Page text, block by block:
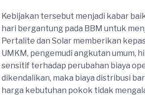
Kebijakan tersebut menjadi kabar
hari bergantung pada BBM untuk
Pertalite dan Solar memberikan
UMKM, pengemudi angkutan umum,
sensitif terhadap perubahan biaya
dikendalikan, maka biaya distribusi
harga kebutuhan pokok tidak